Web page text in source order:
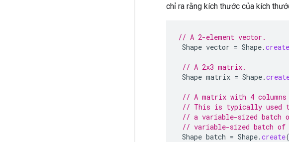
chỉ ra rằng kích thước của kích
// A 2-element vector.
Shape vector = Shape.create
// A 2x3 matrix.
Shape matrix = Shape.
// A matrix with 4 columns
// This is typically used
// a variable-sized batch
// variable-sized batch of
Shape batch = Shape.create(